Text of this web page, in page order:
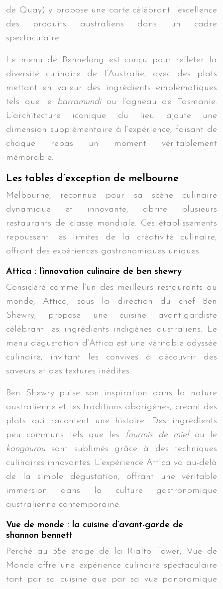
de Quay) y propose une carte célébrant l’excellence
des produits australiens dans un cadre
spectaculaire.
Le menu de Bennelong est conçu pour refléter la
diversité culinaire de l’Australie, avec des plats
mettant en valeur des ingrédients emblématiques
tels que le barramundi ou l’agneau de Tasmanie.
L’architecture iconique du lieu ajoute une
dimension supplémentaire à l’expérience, faisant de
chaque repas un moment véritablement
mémorable.
Les tables d’exception de melbourne
Melbourne, reconnue pour sa scène culinaire
dynamique et innovante, abrite plusieurs
restaurants de classe mondiale. Ces établissements
repoussent les limites de la créativité culinaire,
offrant des expériences gastronomiques uniques.
Attica : l’innovation culinaire de ben shewry
Considéré comme l’un des meilleurs restaurants au
monde, Attica, sous la direction du chef Ben
Shewry, propose une cuisine avant-gardiste
célébrant les ingrédients indigènes australiens. Le
menu dégustation d’Attica est une véritable odyssée
culinaire, invitant les convives à découvrir des
saveurs et des textures inédites.
Ben Shewry puise son inspiration dans la nature
australienne et les traditions aborigènes, créant des
plats qui racontent une histoire. Des ingrédients
peu communs tels que les
fourmis de miel ou le
kangourou sont sublimés grâce à des techniques
culinaires innovantes. L’expérience Attica va au-delà
de la simple dégustation, offrant une véritable
immersion dans la culture gastronomique
australienne contemporaine.
Vue de monde : la cuisine d’avant-garde de
shannon bennett
Perché au 55e étage de la Rialto Tower, Vue de
Monde offre une expérience culinaire spectaculaire
tant par sa cuisine que par sa vue panoramique